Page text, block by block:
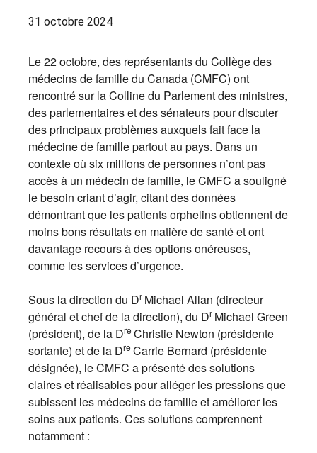
31 octobre 2024
Le 22 octobre, des représentants du Collège des
médecins de famille du Canada (CMFC) ont
rencontré sur la Colline du Parlement des ministres,
des parlementaires et des sénateurs pour discuter
des principaux problèmes auxquels fait face la
médecine de famille partout au pays. Dans un
contexte où six millions de personnes n’ont pas
accès à un médecin de famille, le CMFC a souligné
le besoin criant d’agir, citant des données
démontrant que les patients orphelins obtiennent de
moins bons résultats en matière de santé et ont
davantage recours à des options onéreuses,
comme les services d’urgence.
Sous la direction du Dr Michael Allan (directeur
général et chef de la direction), du Dr Michael Green
(président), de la Dre Christie Newton (présidente
sortante) et de la Dre Carrie Bernard (présidente
désignée), le CMFC a présenté des solutions
claires et réalisables pour alléger les pressions que
subissent les médecins de famille et améliorer les
soins aux patients. Ces solutions comprennent
notamment :